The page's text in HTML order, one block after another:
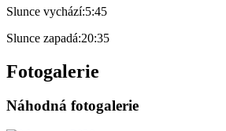
Slunce vychází:5:45
Slunce zapadá:20:35
Fotogalerie
Náhodná fotogalerie